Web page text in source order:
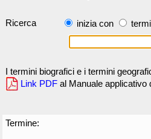
Ricerca inizia con
I termini biografici e i termini
Link PDF al Manuale applicativo
Termine: